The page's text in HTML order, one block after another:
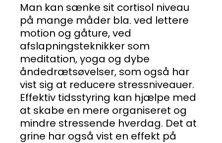
Man kan sænke sit cortisol niveau
på mange måder bla. ved lettere
motion og gåture, ved
afslapningsteknikker som
meditation, yoga og dybe
åndedrætsøvelser, som også har
vist sig at reducere stressniveauer.
Effektiv tidsstyring kan hjælpe med
at skabe en mere organiseret og
mindre stressende hverdag. Det at
grine har også vist en effekt på